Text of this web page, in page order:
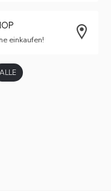
einkaufen!
ALLE